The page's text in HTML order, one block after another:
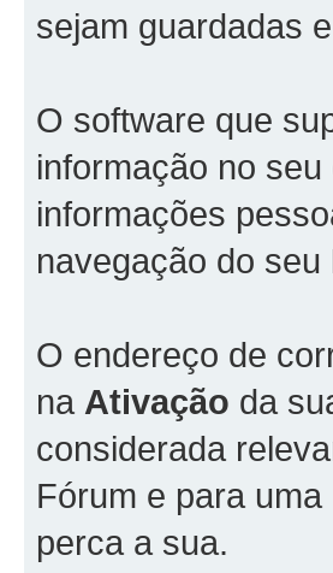
sejam guardadas
O software que
informação no
informações
navegação do seu
O endereço de
na Ativação da
considerada
Fórum e para
perca a sua.